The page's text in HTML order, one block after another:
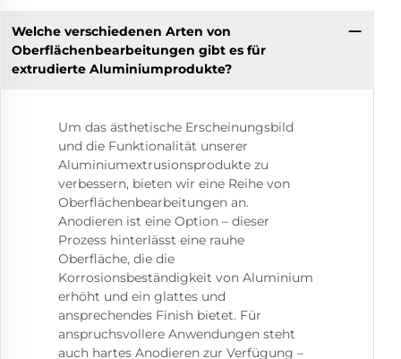
Welche verschiedenen Arten von
Oberflächenbearbeitungen gibt es für
extrudierte Aluminiumprodukte?
Um das ästhetische Erscheinungsbild
und die Funktionalität unserer
Aluminiumextrusionsprodukte zu
verbessern, bieten wir eine Reihe von
Oberflächenbearbeitungen an.
Anodieren ist eine Option – dieser
Prozess hinterlässt eine rauhe
Oberfläche, die die
Korrosionsbeständigkeit von Aluminium
erhöht und ein glattes und
ansprechendes Finish bietet. Für
anspruchsvollere Anwendungen steht
auch hartes Anodieren zur Verfügung –